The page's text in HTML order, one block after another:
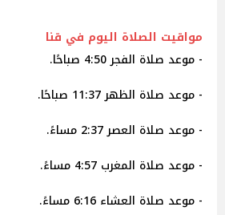
مواقيت الصلاة اليوم في قنا
- موعد صلاة الفجر 4:50 صباحًا.
- موعد صلاة الظهر 11:37 صباحًا.
- موعد صلاة العصر 2:37 مساءً.
- موعد صلاة المغرب 4:57 مساءً.
- موعد صلاة العشاء 6:16 مساءً.